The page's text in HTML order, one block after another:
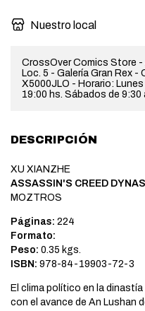
Nuestro local
CrossOver Comics Store -
Loc. 5 - Galería Gran Rex
X5000JLO - Horario:
19:00 hs. Sábados de 9:30
DESCRIPCIÓN
XU XIANZHE
ASSASSIN'S CREED
MOZTROS
Páginas: 224
Formato:
Peso: 0.35 kgs.
ISBN: 978-84-19903-72-3
El clima político en la
con el avance de An Lushan